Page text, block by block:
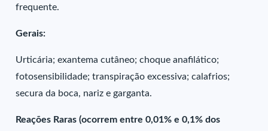
frequente.
Gerais:
Urticária; exantema cutâneo; choque anafilático;
fotosensibilidade; transpiração excessiva; calafrios;
secura da boca, nariz e garganta.
Reações Raras (ocorrem entre 0,01% e 0,1% dos